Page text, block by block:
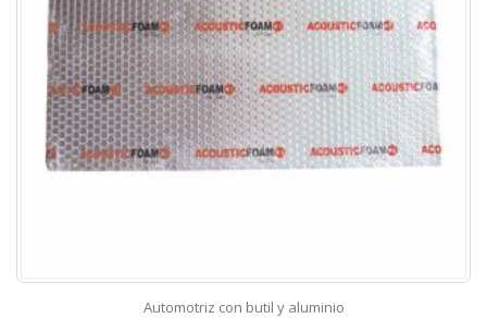
Automotriz con butil y aluminio